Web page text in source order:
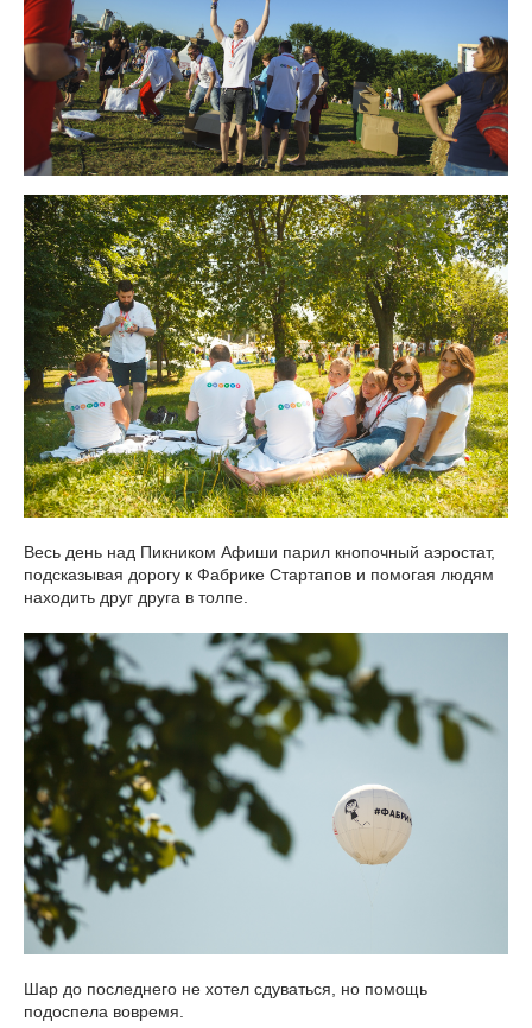
Весь день над Пикником Афиши парил кнопочный аэростат,
подсказывая дорогу к Фабрике Стартапов и помогая людям
находить друг друга в толпе.
Шар до последнего не хотел сдуваться, но помощь
подоспела вовремя.